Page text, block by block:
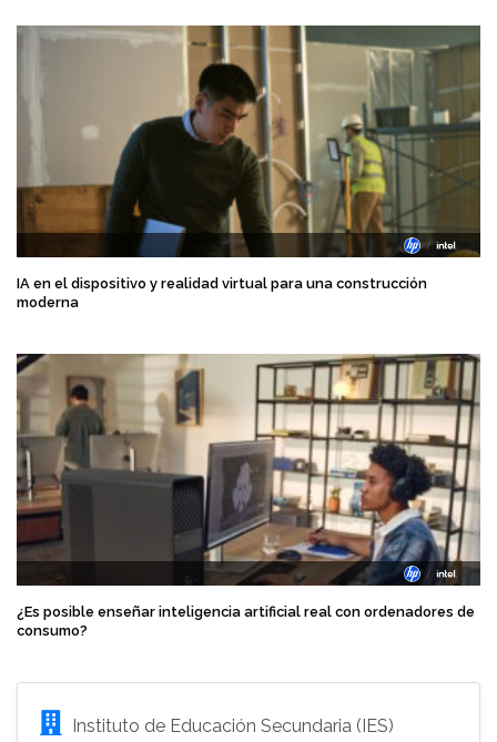
IA en el dispositivo y realidad virtual para una construcción
moderna
¿Es posible enseñar inteligencia artificial real con ordenadores de
consumo?
Instituto de Educación Secundaria (IES)